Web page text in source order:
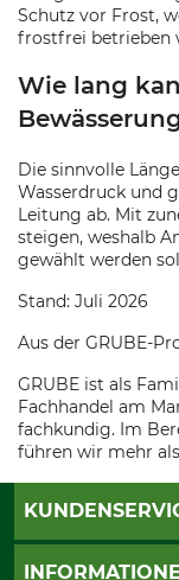
Schutz vor Frost,
frostfrei betrieben
Wie lang
Die sinnvolle
Wasserdruck und
Leitung ab. Mit
steigen, weshalb
gewählt werden
Stand: Juli 2026
Aus der GRUBE-
GRUBE ist als
Fachhandel am
fachkundig. Im
führen wir mehr
Katalogbestellung